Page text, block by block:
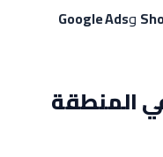
وGoogle Ads
المنطقة